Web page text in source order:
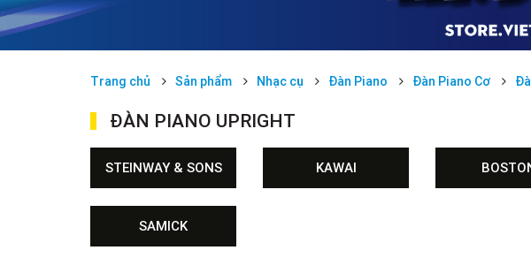
Trang chủ Sản phẩm Nhạc cụ Đàn Piano Đàn Piano Cơ
ĐÀN PIANO UPRIGHT
STEINWAY & SONS KAWAI
SAMICK